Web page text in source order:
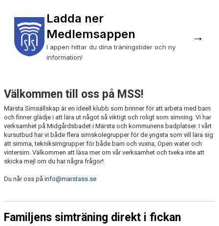
FRÅGOR & SVAR
KONTAKTA OSS
Ladda ner
Medlemsappen
I appen hittar du dina träningstider och ny
information!
→
Välkommen till oss på MSS!
Märsta Simsällskap är en ideell klubb som brinner för att arbeta med barn
och finner glädje i att lära ut något så viktigt och roligt som simning. Vi har
verksamhet på Midgårdsbadet i Märsta och kommunens badplatser. I vårt
kursutbud har vi både flera simskolegrupper för de yngsta som vill lära sig
att simma, tekniksimgrupper för både barn och vuxna, Open water och
vintersim. Välkommen att läsa mer om vår verksamhet och tveka inte att
skicka mejl om du har några frågor!
Du når oss på info@marstass.se
Familjens simträning direkt i fickan